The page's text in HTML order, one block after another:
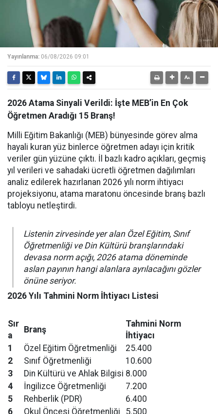
Yayınlanma: 06/08/2026 09:01
2026 Atama Sinyali Verildi: İşte MEB’in En Çok
Öğretmen Aradığı 15 Branş!
Milli Eğitim Bakanlığı (MEB) bünyesinde görev alma
hayali kuran yüz binlerce öğretmen adayı için kritik
veriler gün yüzüne çıktı. İl bazlı kadro açıkları, geçmiş
yıl verileri ve sahadaki ücretli öğretmen dağılımları
analiz edilerek hazırlanan 2026 yılı norm ihtiyacı
projeksiyonu, atama maratonu öncesinde branş bazlı
tabloyu netleştirdi.
Listenin zirvesinde yer alan Özel Eğitim, Sınıf
Öğretmenliği ve Din Kültürü branşlarındaki
devasa norm açığı, 2026 atama döneminde
aslan payının hangi alanlara ayrılacağını gözler
önüne seriyor.
2026 Yılı Tahmini Norm İhtiyacı Listesi
Sır
a
Branş
Tahmini Norm
İhtiyacı
1
Özel Eğitim Öğretmenliği
25.400
2
Sınıf Öğretmenliği
10.600
3
Din Kültürü ve Ahlak Bilgisi 8.000
4
İngilizce Öğretmenliği
7.200
5
Rehberlik (PDR)
6.400
6
Okul Öncesi Öğretmenliği 5.500